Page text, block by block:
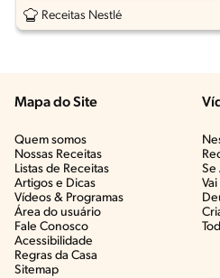
Receitas Nestlé
Mapa do Site
Quem somos
Nossas Receitas
Listas de Receitas​
Artigos e Dicas​
Vídeos & Programas​
Área do usuário
Fale Conosco
Acessibilidade
Regras da Casa
Sitemap
Se